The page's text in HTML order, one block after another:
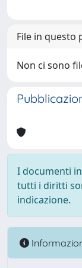
File in questo
Non ci sono
I documenti
tutti i diritti
indicazione.